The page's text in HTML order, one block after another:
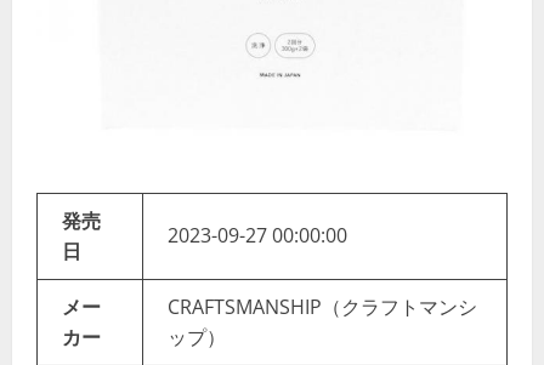
発売
日
2023-09-27 00:00:00
メー
カー
CRAFTSMANSHIP（クラフトマンシ
ップ）